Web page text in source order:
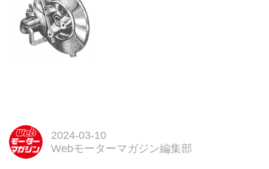
2024-03-10
Webモーターマガジン編集部